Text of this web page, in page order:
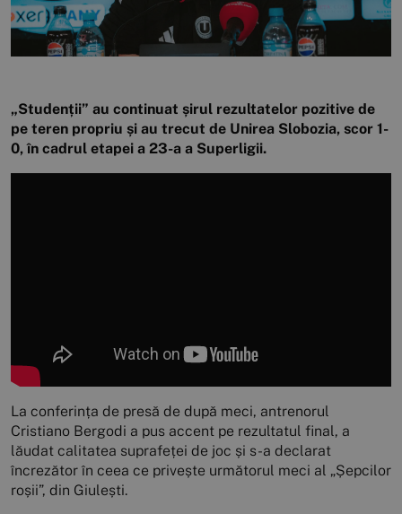
„Studenții” au continuat șirul rezultatelor pozitive de
pe teren propriu și au trecut de Unirea Slobozia, scor 1-
0, în cadrul etapei a 23-a a Superligii.
La conferința de presă de după meci, antrenorul
Cristiano Bergodi a pus accent pe rezultatul final, a
lăudat calitatea suprafeței de joc și s-a declarat
încrezător în ceea ce privește următorul meci al „Șepcilor
roșii”, din Giulești.